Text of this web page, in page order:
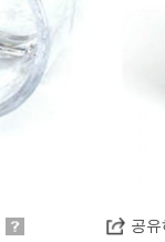
공유